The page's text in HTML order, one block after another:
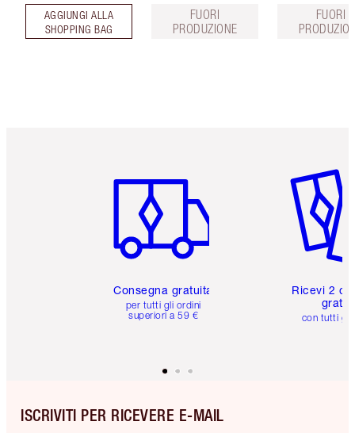
AGGIUNGI ALLA
SHOPPING BAG
FUORI
PRODUZIONE
FUORI
Consegna gratuita
per tutti gli ordini
superiori a 59 €
Ricevi 2
con tutti gli
ISCRIVITI PER RICEVERE E-MAIL